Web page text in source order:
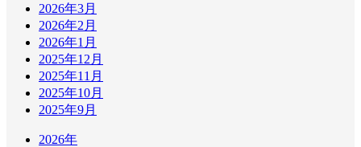
2026年3月
2026年2月
2026年1月
2025年12月
2025年11月
2025年10月
2025年9月
2026年